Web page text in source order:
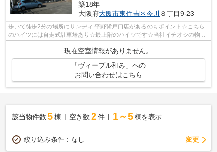
築18年
大阪府大阪市東住吉区今川 ８丁目9-23
歩いて徒歩2分の場所にサンディ 平野背戸口店があるのもポイント☆こちら
のハイツには自走式駐車場あり☆最上階のハイツです☆当社イチオシの物件
現在空室情報がありません。
「ヴィーブル和み」への
お問い合わせはこちら
該当物件数 5棟 空き数 2 件 1～5 棟を表示
絞り込み条件： なし 変更